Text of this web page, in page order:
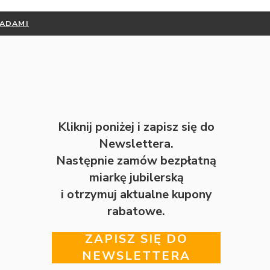
Kliknij poniżej i zapisz się do
Newslettera.
Następnie zamów bezpłatną
miarkę jubilerską
i otrzymuj aktualne kupony
rabatowe.
ZAPISZ SIĘ DO
NEWSLETTERA